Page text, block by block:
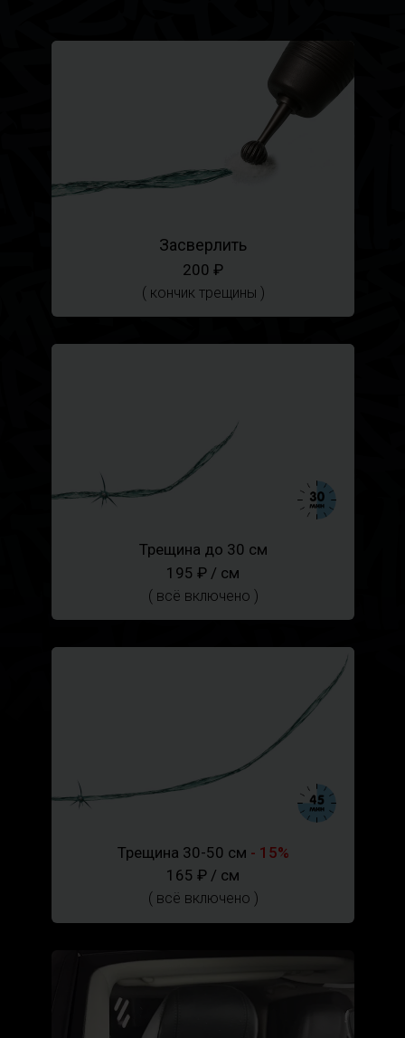
200 ₽
195 ₽ / см
165 ₽ / см
( всё включено )
( всё включено )
( кончик трещины )
Засверлить
Трещина до 30 см
Трещина 30-50 см - 15%